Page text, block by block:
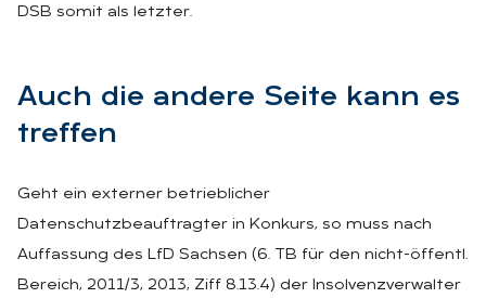
DSB somit als letzter.
Auch die an­de­re Sei­te kann es
tref­fen
Geht ein externer betrieblicher
Datenschutzbeauftragter in Konkurs, so muss nach
Auffassung des LfD Sachsen (6. TB für den nicht-öffentl.
Bereich, 2011/3, 2013, Ziff 8.13.4) der Insolvenzverwalter